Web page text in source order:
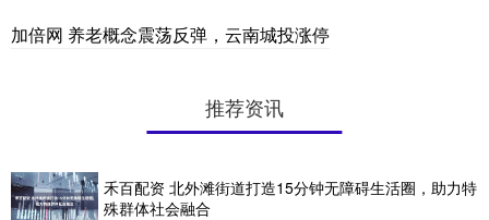
加倍网 养老概念震荡反弹，云南城投涨停
推荐资讯
禾百配资 北外滩街道打造15分钟无障碍生活圈，助力特
殊群体社会融合